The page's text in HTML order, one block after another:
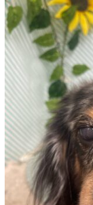
県
千
早
店
／
福
津
店）